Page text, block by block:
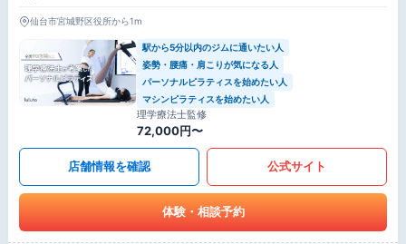
仙台市宮城野区役所から1m
駅から5分以内のジムに通いたい人
姿勢・腰痛・肩こりが気になる人
パーソナルピラティスを始めたい人
マシンピラティスを始めたい人
理学療法士監修
72,000円〜
店舗情報を確認 公式サイト
体験・相談予約